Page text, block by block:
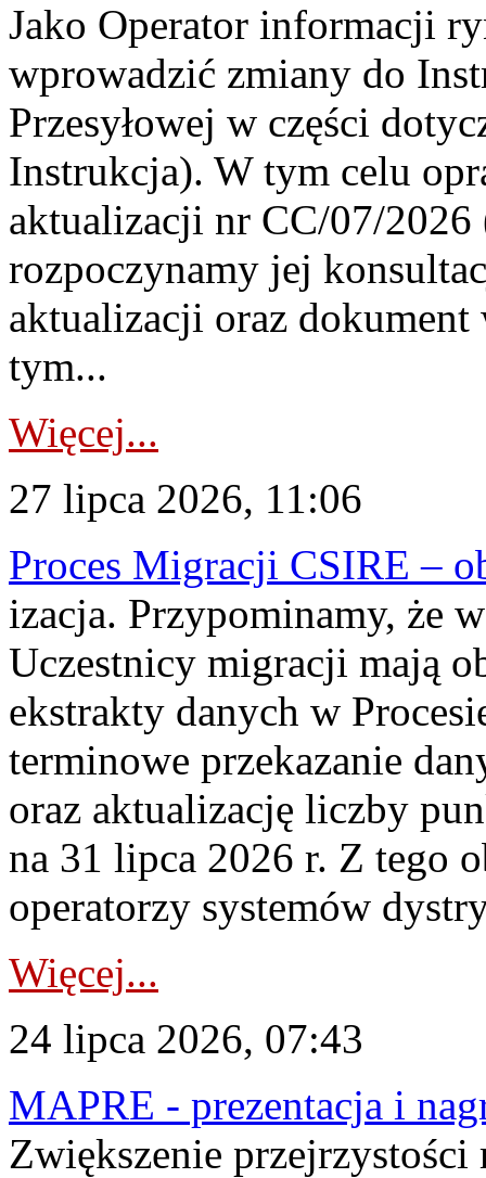
Jako Operator informacji
wprowadzić zmiany do
Przesyłowej w części
Instrukcja). W tym celu
aktualizacji nr CC/07/
rozpoczynamy jej
aktualizacji oraz
tym...
Więcej...
27 lipca 2026, 11:06
Proces Migracji CSIRE –
izacja. Przypominamy, że
Uczestnicy migracji mają
ekstrakty danych w
terminowe przekazanie
oraz aktualizację liczby
na 31 lipca 2026 r. Z tego
operatorzy systemów
Więcej...
24 lipca 2026, 07:43
MAPRE - prezentacja i
Zwiększenie